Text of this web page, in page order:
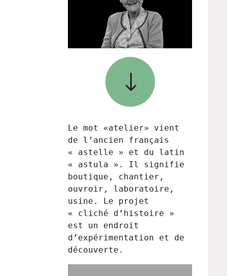
"
Le mot «atelier» vient
de l’ancien français
« astelle » et du latin
« astula ». Il signifie
boutique, chantier,
ouvroir, laboratoire,
usine. Le projet
« cliché d’histoire »
est un endroit
d’expérimentation et de
découverte.